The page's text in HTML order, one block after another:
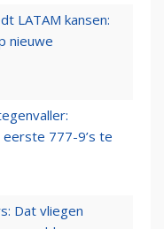
LATAM kansen:
nieuwe
777-9’s te
Dat vliegen